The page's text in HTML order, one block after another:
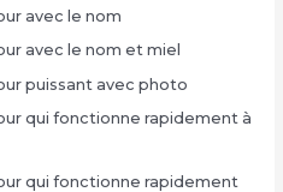
avec le nom
avec le nom et miel
puissant avec photo
qui fonctionne rapidement à
qui fonctionne rapidement